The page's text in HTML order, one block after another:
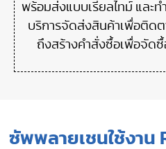
พร้อมส่งแบบเรียลไทม์ และท
บริการจัดส่งสินค้าเพื่อติด
ถึงสร้างคำสั่งซื้อเพื่อจัด
ซัพพลายเชนใช้งาน